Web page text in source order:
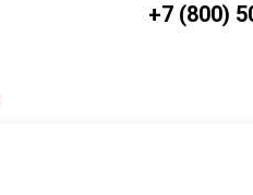
+7 (800)